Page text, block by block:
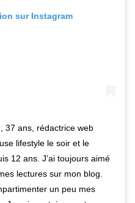
sur Instagram
37 ans, rédactrice web
lifestyle le soir et le
12 ans. J’ai toujours aimé
lectures sur mon blog.
un peu mes